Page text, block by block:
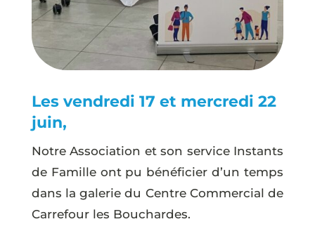
Les vendredi 17 et mercredi 22
juin,
Notre Association et son service Instants
de Famille ont pu bénéficier d’un temps
dans la galerie du Centre Commercial de
Carrefour les Bouchardes.